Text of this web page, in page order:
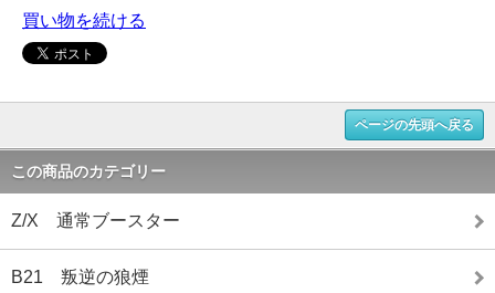
買い物を続ける
ページの先頭へ戻る
この商品のカテゴリー
Z/X 通常ブースター
B21 叛逆の狼煙